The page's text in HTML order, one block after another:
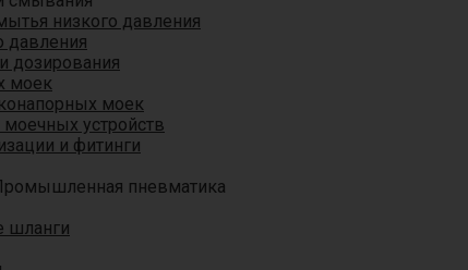
низкого давления
давления
дозирования
моек
моек
устройств
и фитинги
пневматика
шланги